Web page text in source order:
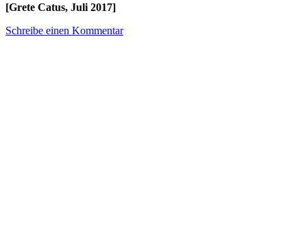
[Grete Catus, Juli 2017]
Schreibe einen Kommentar